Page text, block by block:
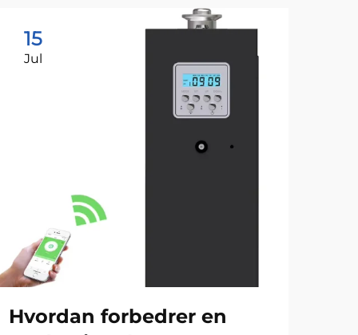
15
Jul
Hvordan forbedrer en